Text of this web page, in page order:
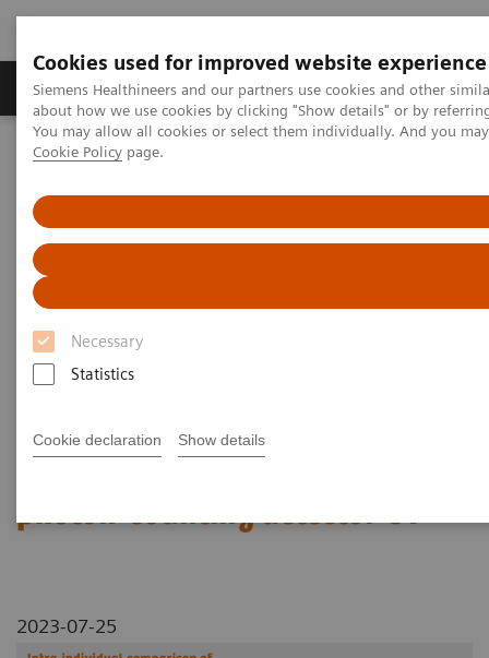
Cookies used for improved website experience
Siemens Healthineers and our partners use cookies and other
about how we use cookies by clicking "Show details" or by
You may allow all cookies or select them individually. And you
Cookie Policy page.
Necessary
Statistics
Cookie declaration Show details
Zobrazovací technika Laboratorní diagnostika
Home Zobrazovací technika
NAEOTOM Alpha s kvantovou technologií
PCCT scientific evidence
Intra-individual comparison of coronary artery stenosis
measurements between energy-integrating detector CT and
photon-counting detector CT
Intra-individual comparison of
measurements between energy-
photon-counting detector CT
2023-07-25